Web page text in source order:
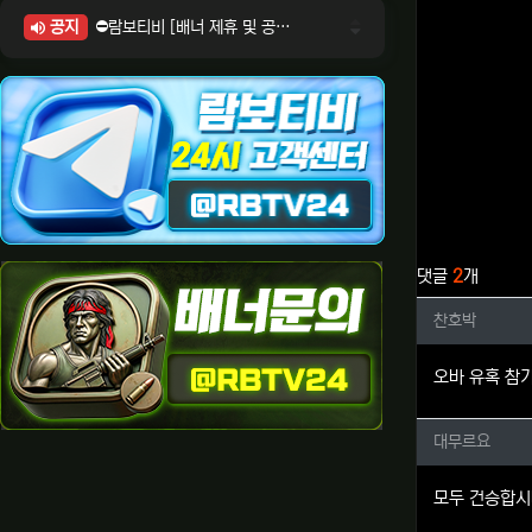
댓글 2개
찬호박
찬호박
오바 유혹 참
대무르
대무르요
모두 건승합
공지
⛔람보티비 [배너 제휴 및 공식 입점 문의 안내]
⛔람보티비 [정회원 등급UP! 안내사항]
⛔람보티비 [채팅방 이용시 주의사항]
⛔람보티비 [공식보증업체 안내]